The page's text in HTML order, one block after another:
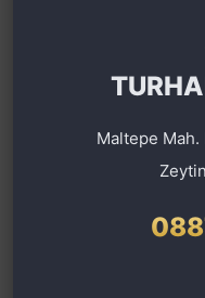
Maltepe Mah.